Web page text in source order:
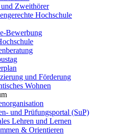
und Zweithörer
Hochschule
Bewerbung
und Förderung
Wohnen
und Prüfungsportal (SuP)
Lehren und Lernen
& Orientieren